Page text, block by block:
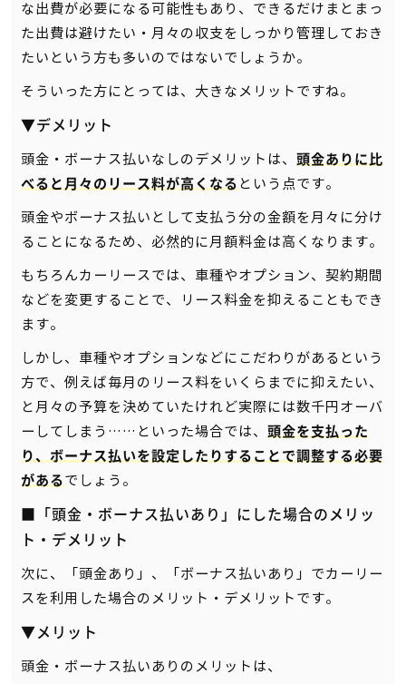
な出費が必要になる可能性もあり、できるだけまとまっ
た出費は避けたい・月々の収支をしっかり管理しておき
たいという方も多いのではないでしょうか。
そういった方にとっては、大きなメリットですね。
▼デメリット
頭金・ボーナス払いなしのデメリットは、
頭金ありに比
べると月々のリース料が高くなる という点です。
頭金やボーナス払いとして支払う分の金額を月々に分け
ることになるため、必然的に月額料金は高くなります。
もちろんカーリースでは、車種やオプション、契約期間
などを変更することで、リース料金を抑えることもでき
ます。
しかし、車種やオプションなどにこだわりがあるという
方で、例えば毎月のリース料をいくらまでに抑えたい、
と月々の予算を決めていたけれど実際には数千円オーバ
ーしてしまう……といった場合では、
頭金を支払った
り、ボーナス払いを設定したりすることで調整する必要
がある でしょう。
■「頭金・ボーナス払いあり」にした場合のメリッ
ト・デメリット
次に、「頭金あり」、「ボーナス払いあり」でカーリー
スを利用した場合のメリット・デメリットです。
▼メリット
頭金・ボーナス払いありのメリットは、